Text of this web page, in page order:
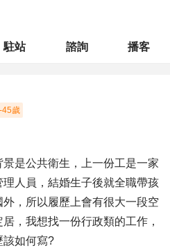
駐站 諮詢 播客
45歲
是公共衛生，上一份工是一家
人員，結婚生子後就全職帶孩
，所以履歷上會有很大一段空
，我想找一份行政類的工作，
該如何寫?